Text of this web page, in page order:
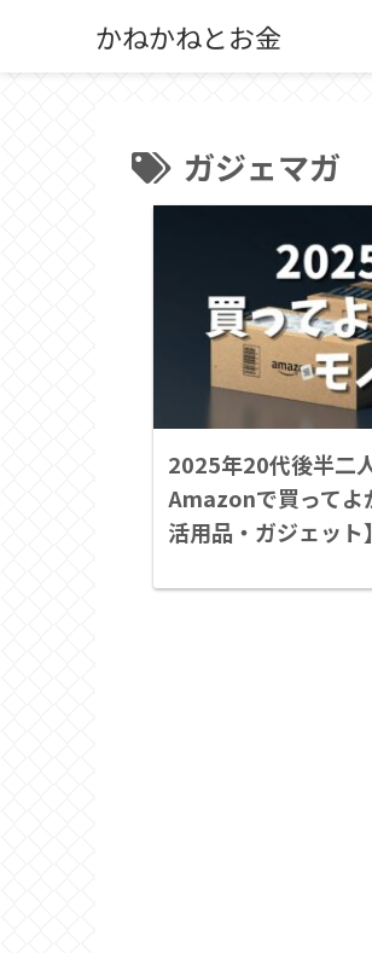
かねかねとお金
ガジェマガ
2025年20代後半二
Amazonで買ってよ
活用品・ガジェット】